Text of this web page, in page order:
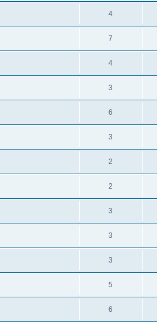
4
7
4
3
6
3
2
2
3
3
3
5
6